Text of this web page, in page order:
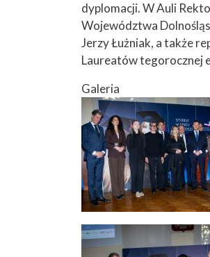
dyplomacji. W Auli
Województwa
Jerzy Łużniak, a także
Laureatów tegorocznej
Galeria
Image
Image